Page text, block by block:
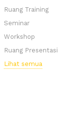
Ruang Training
Seminar
Workshop
Ruang Presentasi
Lihat semua